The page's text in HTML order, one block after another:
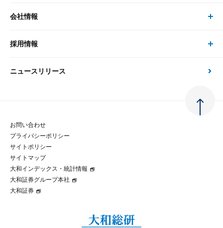
大和総研の強み
先端テクノロジーに基づく新たな価値の創出
政策分析
金融経済教育等
コラム
現在受付中のセミナー・イベント
サステナビリティの取り組み
次世代社会への貢献
マルチステークホルダー方針
パートナーシップ構築宣言
会社情報
会社情報 トップ
会社概要・役員一覧
大和総研の歩み
グループ会社
採用情報
採用情報 トップ
経験者採用
ニュースリリース
お問い合わせ
プライバシーポリシー
サイトポリシー
サイトマップ
大和インデックス・統計情報
大和証券グループ本社
大和証券